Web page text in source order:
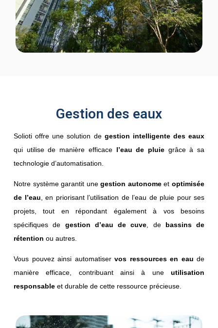
Gestion des eaux
Solioti offre une solution de gestion intelligente des eaux
qui utilise de manière efficace l’eau de pluiegrâce à sa
technologie d’automatisation.
Notre système garantit unegestion autonomeetoptimisée
de l’eau , en priorisant l’utilisation de l’eau de pluie pour ses
projets, tout en répondant également à vos besoins
spécifiques de gestion d’eau de cuve , de bassins de
rétention ou autres.
Vous pouvez ainsi automatiser vos ressources en eau de
manière efficace, contribuant ainsi à une utilisation
responsable et durable de cette ressource précieuse.